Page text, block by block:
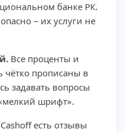
банке РК.
– их услуги не
Все проценты и
прописаны в
задавать вопросы
шрифт».
есть отзывы